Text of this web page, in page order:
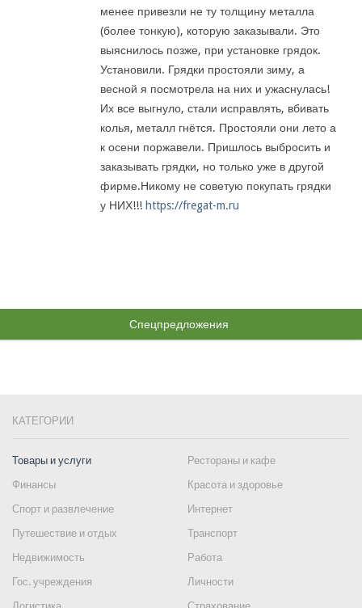
менее привезли не ту толщину металла
(более тонкую), которую заказывали. Это
выяснилось позже, при установке грядок.
Установили. Грядки простояли зиму, а
весной я посмотрела на них и ужаснулась!
Их все выгнуло, стали исправлять, вбивать
колья, металл гнётся. Простояли они лето а
к осени поржавели. Пришлось выбросить и
заказывать грядки, но только уже в другой
фирме.Никому не советую покупать грядки
у НИХ!!! https://fregat-m.ru
Спецпредложения
КАТЕГОРИИ
Товары и услуги
Рестораны и кафе
Финансы
Красота и здоровье
Спорт и развлечение
Интернет
Путешествие и отдых
Транспорт
Недвижимость
Работа
Гос. учреждения
Личности